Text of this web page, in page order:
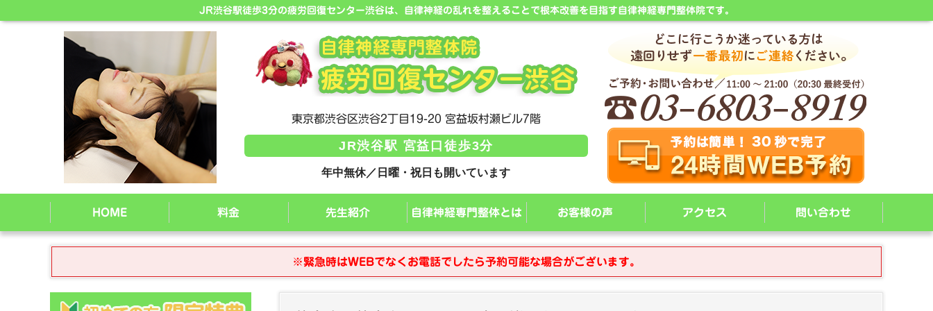
JR渋谷駅徒歩3分の疲労回復センター渋谷は、自律神経の乱れを整えることで根本改善を目指す自律神経専門整体院です。
東京都渋谷区渋谷2丁目19-20 宮益坂村瀬ビル7階
JR渋谷駅 宮益口徒歩3分
年中無休／日曜・祝日も開いています
HOME 料金 先生紹介 自律神経専門整体とは お客様の声 アクセス 問い合わせ
※緊急時はWEBでなくお電話でしたら予約可能な場合がございます。